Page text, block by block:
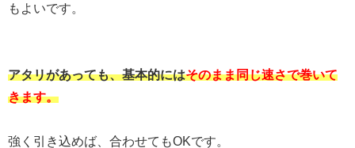
もよいです。
アタリがあっても、基本的にはそのまま同じ速さで巻いて
きます。
強く引き込めば、合わせてもOKです。